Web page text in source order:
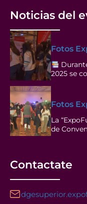
Noticias del
Fotos
2025 se
Fotos
La
de
Contactate